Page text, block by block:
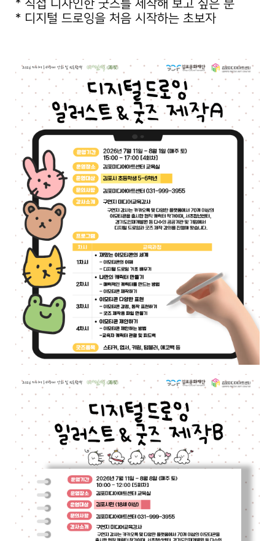
* 직접 디자인한 굿즈를 제작해 보고 싶은 분
* 디지털 드로잉을 처음 시작하는 초보자